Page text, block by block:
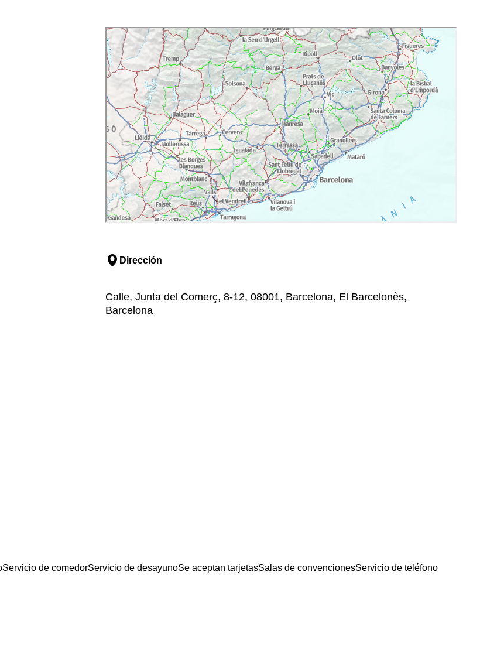
Dirección
Calle, Junta del Comerç, 8-12, 08001, Barcelona, El Barcelonès,
Barcelona
Servicio de comedorServicio de desayunoSe aceptan tarjetasSalas de convencionesServicio de teléfono